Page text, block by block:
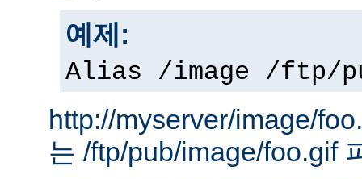
예제:
Alias /image /ftp/
http://myserver/image/
는 /ftp/pub/image/foo.gif